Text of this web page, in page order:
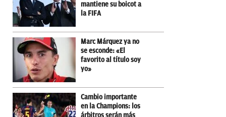
mantiene su boicot a
la FIFA
Marc Márquez ya no
se esconde: «El
favorito al título soy
yo»
Cambio importante
en la Champions: los
árbitros serán más